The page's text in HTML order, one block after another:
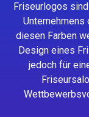
Friseurlogos
Unternehmens
diesen Farben
Design eines
jedoch für